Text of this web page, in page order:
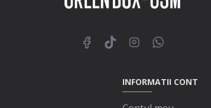
INFORMATII CONT